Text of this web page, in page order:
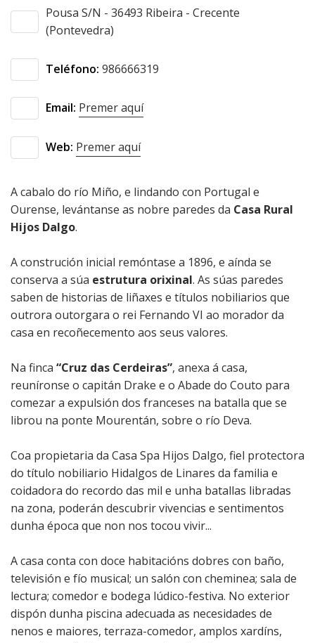
Ordenanzas
contratante
Instalacións
xestión
económica
cidadá
Medio rural
Pousa S/N - 36493 Ribeira - Crecente
(Pontevedra)
Teléfono: 986666319
Email: Premer aquí
Web: Premer aquí
A cabalo do río Miño, e lindando con Portugal e
Ourense, levántanse as nobre paredes da Casa Rural
Hijos Dalgo.
A construción inicial remóntase a 1896, e aínda se
conserva a súa estrutura orixinal. As súas paredes
saben de historias de liñaxes e títulos nobiliarios que
outrora outorgara o rei Fernando VI ao morador da
casa en recoñecemento aos seus valores.
Na finca “Cruz das Cerdeiras”, anexa á casa,
reuníronse o capitán Drake e o Abade do Couto para
comezar a expulsión dos franceses na batalla que se
librou na ponte Mourentán, sobre o río Deva.
Coa propietaria da Casa Spa Hijos Dalgo, fiel protectora
do título nobiliario Hidalgos de Linares da familia e
coidadora do recordo das mil e unha batallas libradas
na zona, poderán descubrir vivencias e sentimentos
dunha época que non nos tocou vivir...
A casa conta con doce habitacións dobres con baño,
televisión e fío musical; un salón con cheminea; sala de
lectura; comedor e bodega lúdico-festiva. No exterior
dispón dunha piscina adecuada as necesidades de
nenos e maiores, terraza-comedor, amplos xardíns,